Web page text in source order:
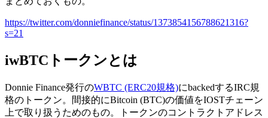
https://twitter.com/donniefinance/status/1373854156788621316?
s=21
iwBTCトークンとは
Donnie Finance発行のWBTC (ERC20規格)にbackedするIRC規
格のトークン。間接的にBitcoin (BTC)の価値をIOSTチェーン
上で取り扱うためのもの。トークンのコントラクトアドレス